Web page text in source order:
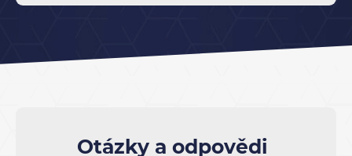
Otázky a odpovědi